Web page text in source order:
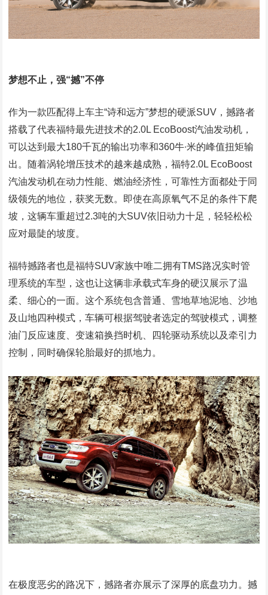
梦想不止，强“撼”不停
作为一款匹配得上车主“诗和远方”梦想的硬派SUV，撼路者
搭载了代表福特最先进技术的2.0L EcoBoost汽油发动机，
可以达到最大180千瓦的输出功率和360牛∙米的峰值扭矩输
出。随着涡轮增压技术的越来越成熟，福特2.0L EcoBoost
汽油发动机在动力性能、燃油经济性，可靠性方面都处于同
级领先的地位，获奖无数。即使在高原氧气不足的条件下爬
坡，这辆车重超过2.3吨的大SUV依旧动力十足，轻轻松松
应对最陡的坡度。
福特撼路者也是福特SUV家族中唯二拥有TMS路况实时管
理系统的车型，这也让这辆非承载式车身的硬汉展示了温
柔、细心的一面。这个系统包含普通、雪地草地泥地、沙地
及山地四种模式，车辆可根据驾驶者选定的驾驶模式，调整
油门反应速度、变速箱换挡时机、四轮驱动系统以及牵引力
控制，同时确保轮胎最好的抓地力。
在极度恶劣的路况下，撼路者亦展示了深厚的底盘功力。撼